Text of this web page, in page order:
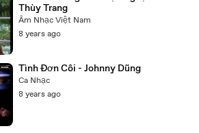
Thùy Trang
Âm Nhạc Việt Nam
8 years ago
Tình Đơn Côi - Johnny Dũng
Ca Nhạc
8 years ago